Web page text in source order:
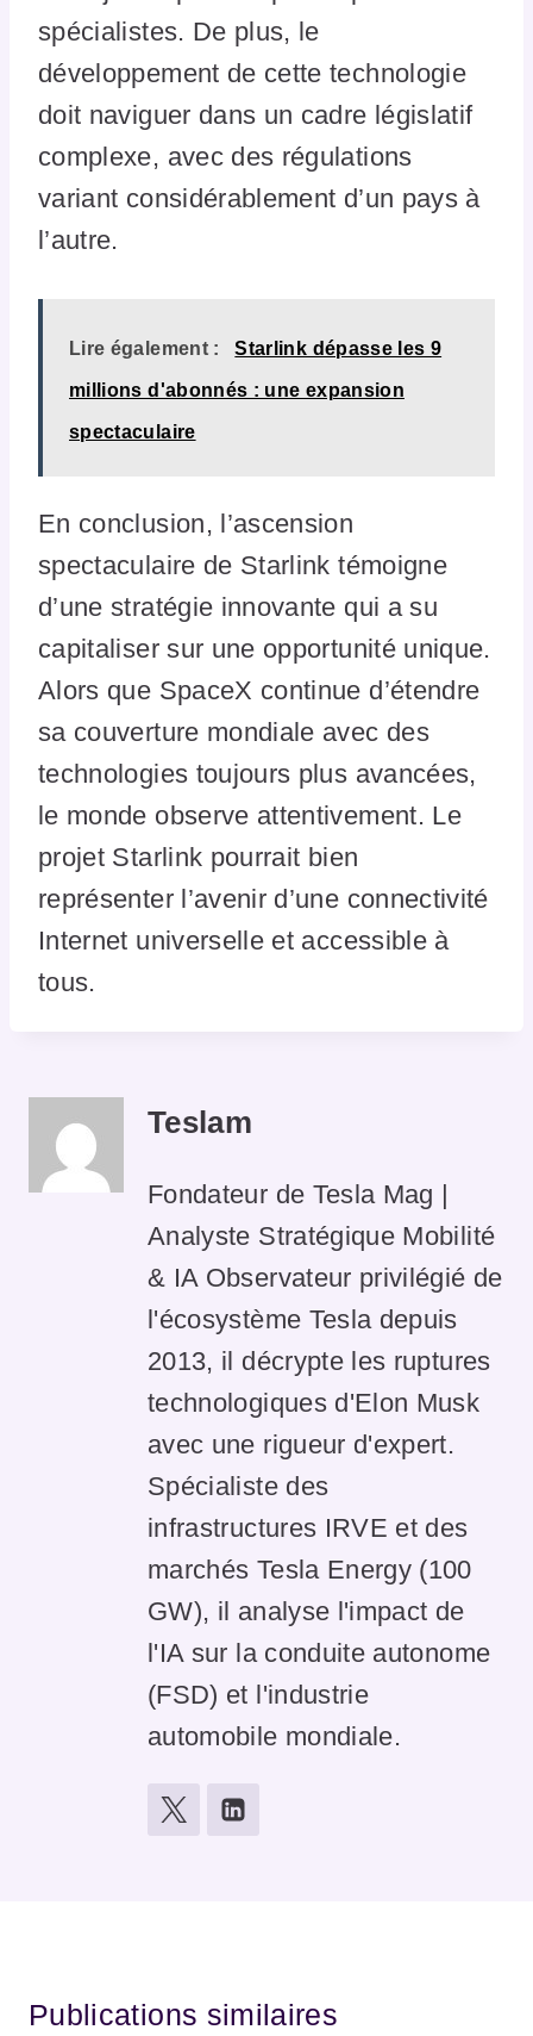
spécialistes. De plus, le
développement de cette technologie
doit naviguer dans un cadre législatif
complexe, avec des régulations
variant considérablement d’un pays à
l’autre.
Lire également : Starlink dépasse les 9
millions d'abonnés : une expansion
spectaculaire
En conclusion, l’ascension
spectaculaire de Starlink témoigne
d’une stratégie innovante qui a su
capitaliser sur une opportunité unique.
Alors que SpaceX continue d’étendre
sa couverture mondiale avec des
technologies toujours plus avancées,
le monde observe attentivement. Le
projet Starlink pourrait bien
représenter l’avenir d’une connectivité
Internet universelle et accessible à
tous.
Teslam
Fondateur de Tesla Mag |
Analyste Stratégique Mobilité
& IA Observateur privilégié de
l'écosystème Tesla depuis
2013, il décrypte les ruptures
technologiques d'Elon Musk
avec une rigueur d'expert.
Spécialiste des
infrastructures IRVE et des
marchés Tesla Energy (100
GW), il analyse l'impact de
l'IA sur la conduite autonome
(FSD) et l'industrie
automobile mondiale.
Publications similaires